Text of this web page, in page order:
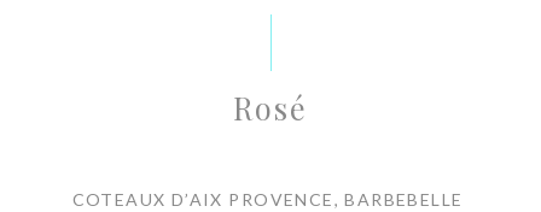
Rosé
COTEAUX D’AIX PROVENCE, BARBEBELLE